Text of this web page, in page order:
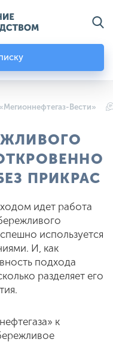
«Мегионнефтегаз-Вести»
ПРИКРАС
идет работа
используется
И, как
подхода
разделяет его
к